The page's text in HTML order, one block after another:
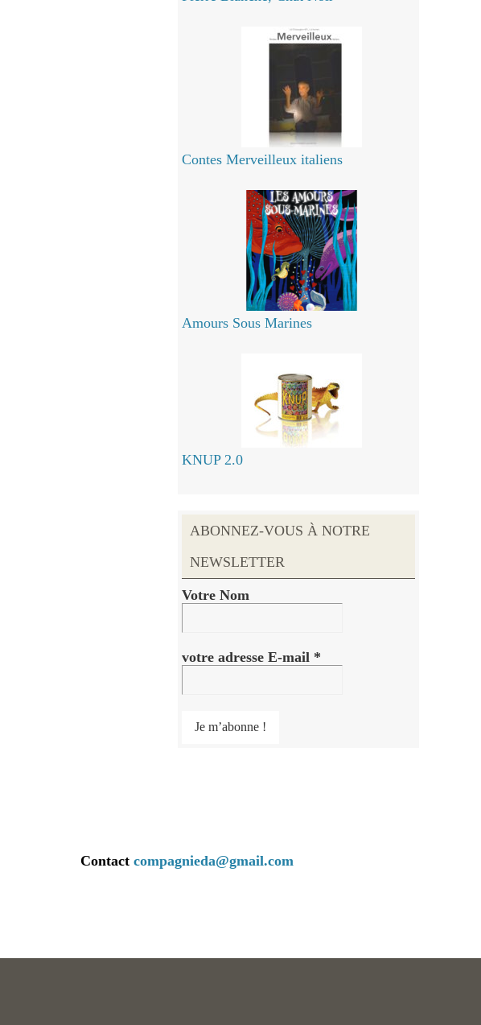
Contes Merveilleux italiens
Amours Sous Marines
KNUP 2.0
ABONNEZ-VOUS À NOTRE
NEWSLETTER
Votre Nom
votre adresse E-mail *
Contact compagnieda@gmail.com